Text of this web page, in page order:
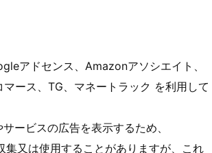
アドセンス、Amazonアソシエイト、
ース、TG、マネートラック を利用して
ービスの広告を表示するため、
又は使用することがありますが、これ